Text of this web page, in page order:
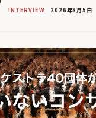
INTERVIEW 2026年8月5日